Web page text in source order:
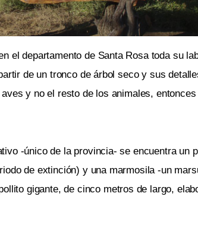
el departamento de Santa Rosa toda su
de un tronco de árbol seco y sus
y no el resto de los animales,
-único de la provincia- se encuentra
de extinción) y una marmosila -un
gigante, de cinco metros de largo,